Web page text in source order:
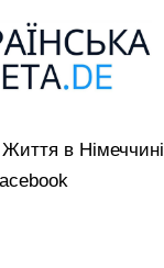
Життя в Німеччині